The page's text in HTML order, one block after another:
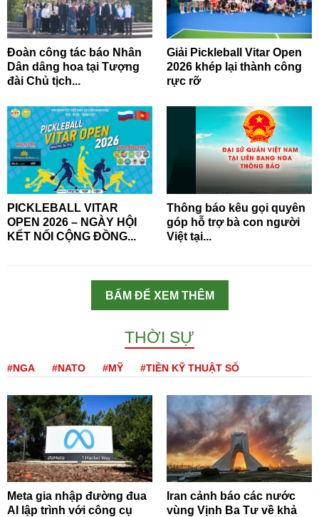
Đoàn công tác báo Nhân
Dân dâng hoa tại Tượng
đài Chủ tịch...
Giải Pickleball Vitar Open
2026 khép lại thành công
rực rỡ
PICKLEBALL VITAR
OPEN 2026 – NGÀY HỘI
KẾT NỐI CỘNG ĐỒNG...
Thông báo kêu gọi quyên
góp hỗ trợ bà con người
Việt tại...
BẤM ĐỂ XEM THÊM
THỜI SỰ
#NGA #NATO #MỸ #TIỀN KỸ THUẬT SỐ
Meta gia nhập đường đua
AI lập trình với công cụ
Iran cảnh báo các nước
vùng Vịnh Ba Tư về khả